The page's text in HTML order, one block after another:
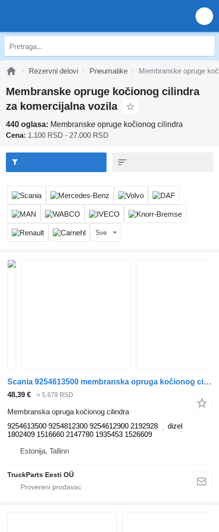
Rezervni delovi Pneumatikе Membranske opruge
Membranske opruge kočionog cilindra
za komercijalna vozila
440 oglasa: Membranske opruge kočionog cilindra
Cena: 1.100 RSD - 27.000 RSD
Sve
Scania 9254613500 membranska opruga kočionog cilindra za Scania P,G,R,T-series (2004-2017) tegljača
48,39 € ≈ 5.679 RSD
Membranska opruga kočionog cilindra
9254613500 9254812300 9254612900 2192928
1802409 1516660 2147780 1935453 1526609
dizel
Estonija, Tallinn
TruckParts Eesti OÜ